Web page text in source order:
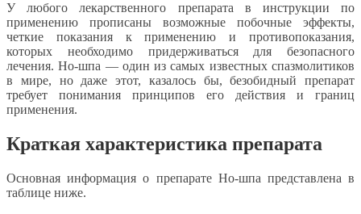
У любого лекарственного препарата в инструкции по
применению прописаны возможные побочные эффекты,
четкие показания к применению и противопоказания,
которых необходимо придерживаться для безопасного
лечения. Но-шпа — один из самых известных спазмолитиков
в мире, но даже этот, казалось бы, безобидный препарат
требует понимания принципов его действия и границ
применения.
Краткая характеристика препарата
Основная информация о препарате Но-шпа представлена в
таблице ниже.